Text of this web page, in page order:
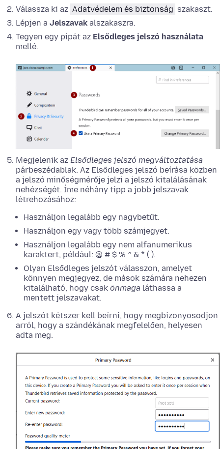
Válassza ki az Adatvédelem és biztonság szakaszt.
Lépjen a Jelszavak alszakaszra.
Tegyen egy pipát az Elsődleges jelszó használata
mellé.
Megjelenik az Elsődleges jelszó megváltoztatása
párbeszédablak. Az Elsődleges jelszó beírása közben
a jelszó minőségmérője jelzi a jelszó kitalálásának
nehézségét. Íme néhány tipp a jobb jelszavak
létrehozásához:
Használjon legalább egy nagybetűt.
Használjon egy vagy több számjegyet.
Használjon legalább egy nem alfanumerikus
karaktert, például: @ # $ % ^ & * ( ).
Olyan Elsődleges jelszót válasszon, amelyet
könnyen megjegyez, de mások számára nehezen
kitalálható, hogy csak önmaga láthassa a
mentett jelszavakat.
A jelszót kétszer kell beírni, hogy megbizonyosodjon
arról, hogy a szándékának megfelelően, helyesen
adta meg.